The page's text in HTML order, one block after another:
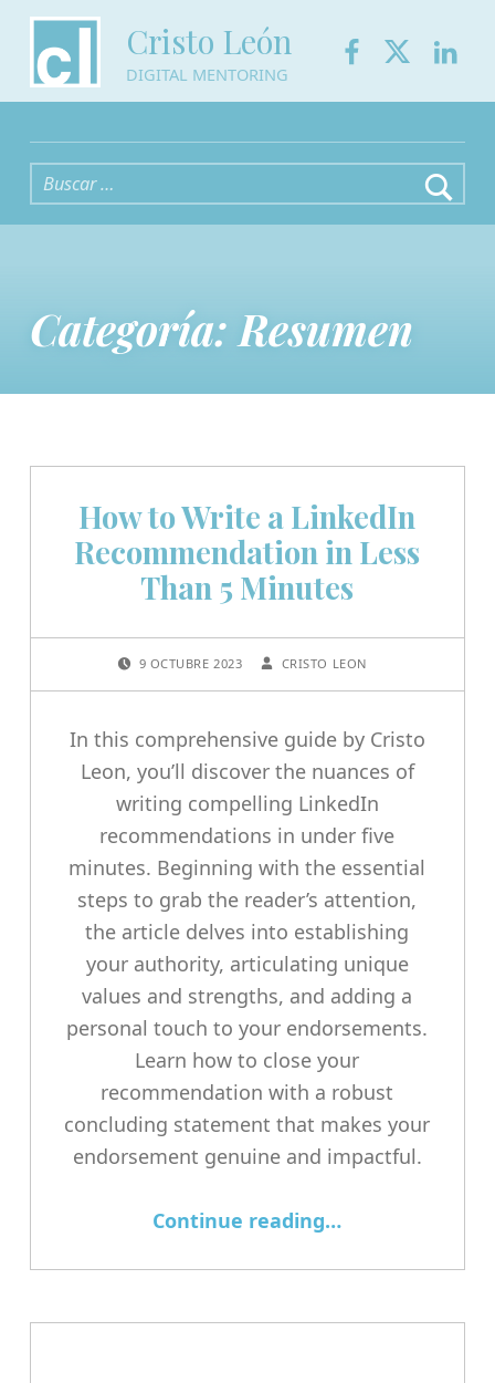
Cristo León
DIGITAL MENTORING
Buscar:
Categoría: Resumen
How to Write a LinkedIn
Recommendation in Less
Than 5 Minutes
9 OCTUBRE 2023 CRISTO LEON
In this comprehensive guide by Cristo
Leon, you’ll discover the nuances of
writing compelling LinkedIn
recommendations in under five
minutes. Beginning with the essential
steps to grab the reader’s attention,
the article delves into establishing
your authority, articulating unique
values and strengths, and adding a
personal touch to your endorsements.
Learn how to close your
recommendation with a robust
concluding statement that makes your
endorsement genuine and impactful.
Continue reading…